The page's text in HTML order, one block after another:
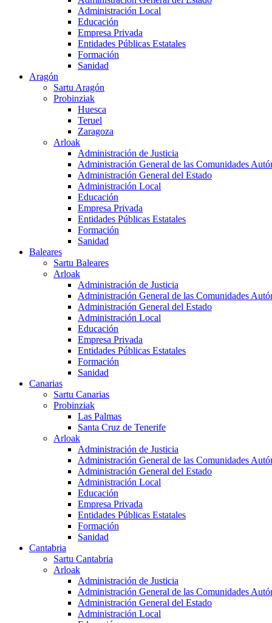
Administración Local
Educación
Empresa Privada
Entidades Públicas Estatales
Formación
Sanidad
Aragón
Sartu Aragón
Probinziak
Huesca
Teruel
Zaragoza
Arloak
Administración de Justicia
Administración General de las Comunidades
Administración General del Estado
Administración Local
Educación
Empresa Privada
Entidades Públicas Estatales
Formación
Sanidad
Baleares
Sartu Baleares
Arloak
Administración de Justicia
Administración General de las Comunidades
Administración General del Estado
Administración Local
Educación
Empresa Privada
Entidades Públicas Estatales
Formación
Sanidad
Canarias
Sartu Canarias
Probinziak
Las Palmas
Santa Cruz de Tenerife
Arloak
Administración de Justicia
Administración General de las Comunidades
Administración General del Estado
Administración Local
Educación
Empresa Privada
Entidades Públicas Estatales
Formación
Sanidad
Cantabria
Sartu Cantabria
Arloak
Administración de Justicia
Administración General de las Comunidades
Administración General del Estado
Administración Local